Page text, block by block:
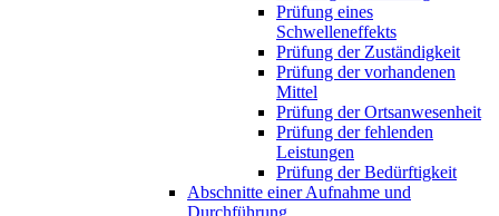
Prüfung eines
Schwelleneffekts
Prüfung der Zuständigkeit
Prüfung der vorhandenen
Mittel
Prüfung der Ortsanwesenheit
Prüfung der fehlenden
Leistungen
Prüfung der Bedürftigkeit
Abschnitte einer Aufnahme und
Durchführung